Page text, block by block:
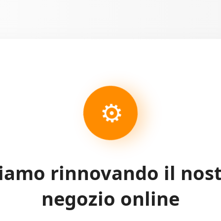
⚙
rinnovando il
negozio online